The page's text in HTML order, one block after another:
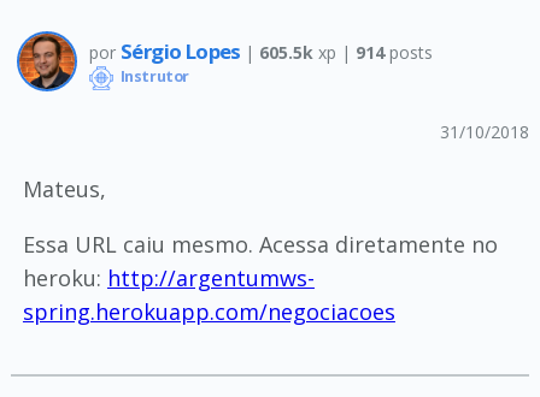
por Sérgio Lopes | 605.5k xp | 914posts
Instrutor
31/10/2018
Mateus,
Essa URL caiu mesmo. Acessa diretamente no
heroku: http://argentumws-
spring.herokuapp.com/negociacoes